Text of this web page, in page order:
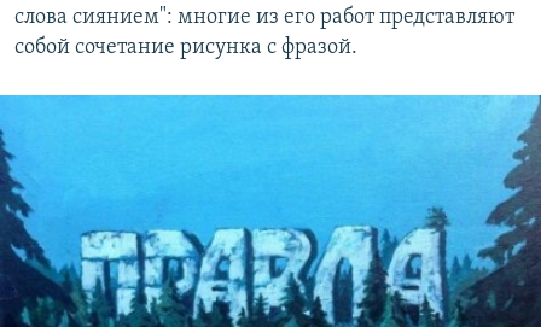
слова сиянием": многие из его работ представляют
собой сочетание рисунка с фразой.